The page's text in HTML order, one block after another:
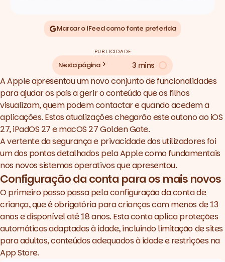
Marcar o iFeed como fonte preferida
PUBLICIDADE
Nesta página 3 mins
A Apple apresentou um novo conjunto de funcionalidades
para ajudar os pais a gerir o conteúdo que os filhos
visualizam, quem podem contactar e quando acedem a
aplicações. Estas atualizações chegarão este outono ao iOS
27, iPadOS 27 e macOS 27 Golden Gate.
A vertente da segurança e privacidade dos utilizadores foi
um dos pontos detalhados pela Apple como fundamentais
nos novos sistemas operativos que apresentou.
Configuração da conta para os mais novos
O primeiro passo passa pela configuração da conta de
criança, que é obrigatória para crianças com menos de 13
anos e disponível até 18 anos. Esta conta aplica proteções
automáticas adaptadas à idade, incluindo limitação de sites
para adultos, conteúdos adequados à idade e restrições na
App Store.